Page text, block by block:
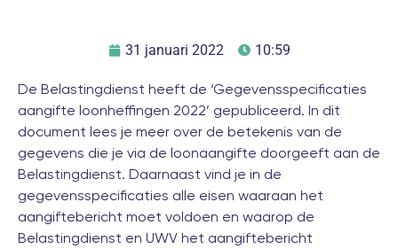
31 januari 2022 10:59
De Belastingdienst heeft de ‘Gegevensspecificaties
aangifte loonheffingen 2022’ gepubliceerd. In dit
document lees je meer over de betekenis van de
gegevens die je via de loonaangifte doorgeeft aan de
Belastingdienst. Daarnaast vind je in de
gegevensspecificaties alle eisen waaraan het
aangiftebericht moet voldoen en waarop de
Belastingdienst en UWV het aangiftebericht